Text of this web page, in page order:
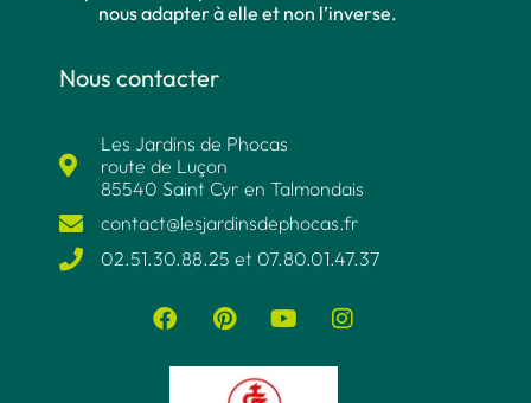
nous adapter à elle et non l’inverse.
Nous contacter
Les Jardins de Phocas
route de Luçon
85540 Saint Cyr en Talmondais
contact@lesjardinsdephocas.fr​
02.51.30.88.25 et 07.80.01.47.37​